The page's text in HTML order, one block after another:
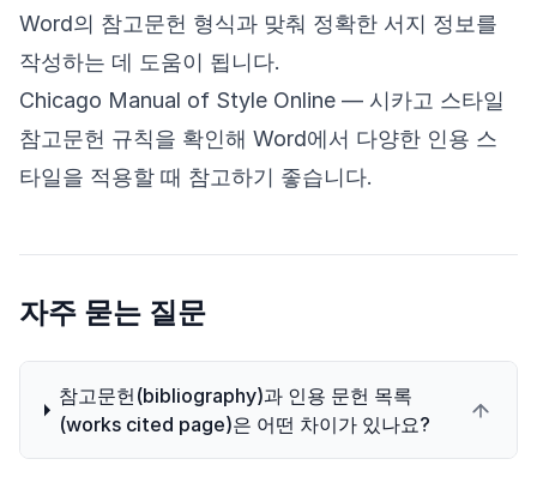
Word의 참고문헌 형식과 맞춰 정확한 서지 정보를
작성하는 데 도움이 됩니다.
Chicago Manual of Style Online — 시카고 스타일
참고문헌 규칙을 확인해 Word에서 다양한 인용 스
타일을 적용할 때 참고하기 좋습니다.
자주 묻는 질문
참고문헌(bibliography)과 인용 문헌 목록
(works cited page)은 어떤 차이가 있나요?